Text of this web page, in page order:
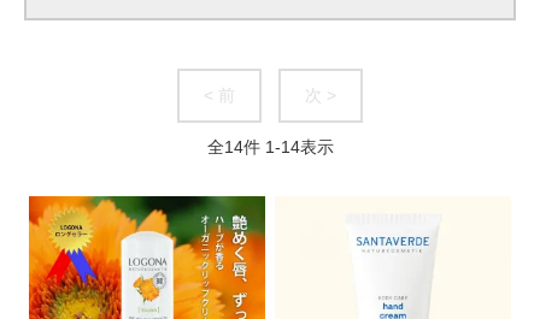
< 前 次 >
全14件 1-14表示